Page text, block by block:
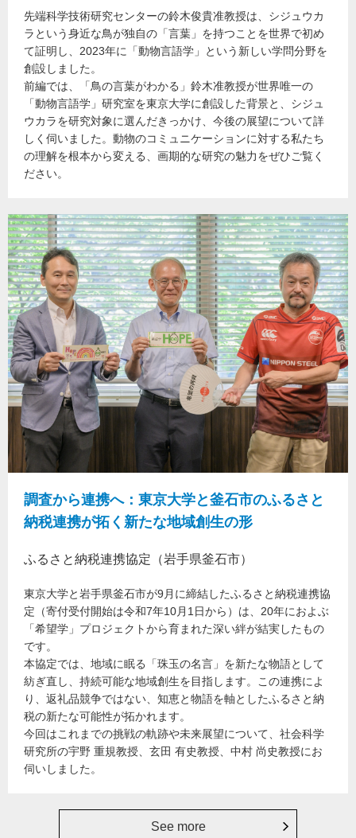
先端科学技術研究センターの鈴木俊貴准教授は、シジュウカ
ラという身近な鳥が独自の「言葉」を持つことを世界で初め
て証明し、2023年に「動物言語学」という新しい学問分野を
創設しました。
前編では、「鳥の言葉がわかる」鈴木准教授が世界唯一の
「動物言語学」研究室を東京大学に創設した背景と、シジュ
ウカラを研究対象に選んだきっかけ、今後の展望について詳
しく伺いました。動物のコミュニケーションに対する私たち
の理解を根本から変える、画期的な研究の魅力をぜひご覧く
ださい。
調査から連携へ：東京大学と釜石市のふるさと
納税連携が拓く新たな地域創生の形
ふるさと納税連携協定（岩手県釜石市）
東京大学と岩手県釜石市が9月に締結したふるさと納税連携協
定（寄付受付開始は令和7年10月1日から）は、20年におよぶ
「希望学」プロジェクトから育まれた深い絆が結実したもの
です。
本協定では、地域に眠る「珠玉の名言」を新たな物語として
紡ぎ直し、持続可能な地域創生を目指します。この連携によ
り、返礼品競争ではない、知恵と物語を軸としたふるさと納
税の新たな可能性が拓かれます。
今回はこれまでの挑戦の軌跡や未来展望について、社会科学
研究所の宇野 重規教授、玄田 有史教授、中村 尚史教授にお
伺いしました。
See more